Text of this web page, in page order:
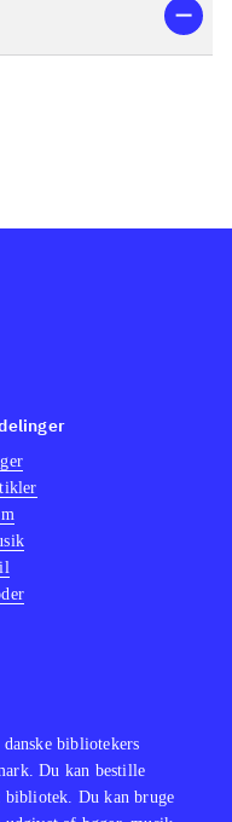
bibliotekers
Du kan bestille
bibliotek. Du kan bruge